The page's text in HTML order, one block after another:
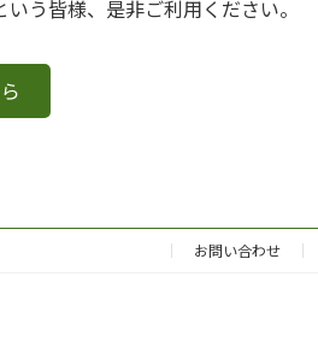
う皆様、是非ご利用ください。
お問い合わせ